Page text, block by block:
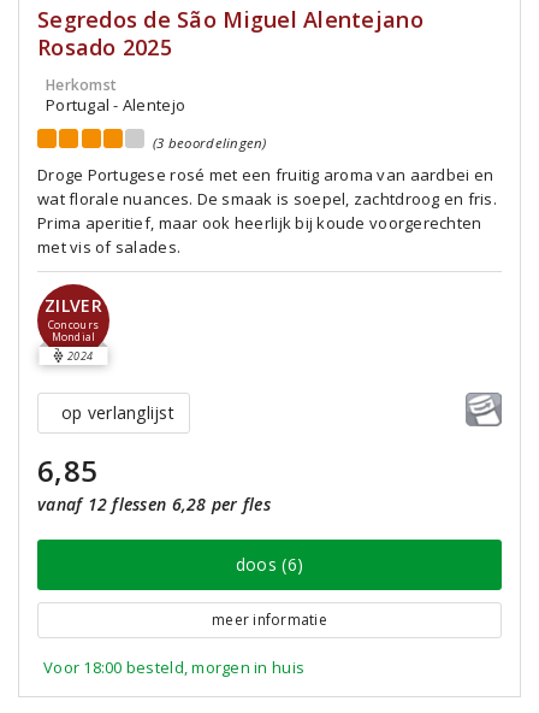
Segredos de São Miguel Alentejano
Rosado 2025
Herkomst
Portugal - Alentejo
(3 beoordelingen)
Droge Portugese rosé met een fruitig aroma van aardbei en
wat florale nuances. De smaak is soepel, zachtdroog en fris.
Prima aperitief, maar ook heerlijk bij koude voorgerechten
met vis of salades.
ZILVER
Concours
Mondial
2024
op verlanglijst
6,85
vanaf 12 flessen 6,28 per fles
doos (6)
meer informatie
Voor 18:00 besteld, morgen in huis